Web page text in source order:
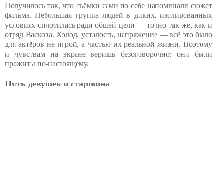
Получилось так, что съёмки сами по себе напоминали сюжет
фильма. Небольшая группа людей в диких, изолированных
условиях сплотилась ради общей цели — точно так же, как и
отряд Васкова. Холод, усталость, напряжение — всё это было
для актёров не игрой, а частью их реальной жизни. Поэтому
и чувствам на экране веришь безоговорочно: они были
прожиты по-настоящему.
Пять девушек и старшина